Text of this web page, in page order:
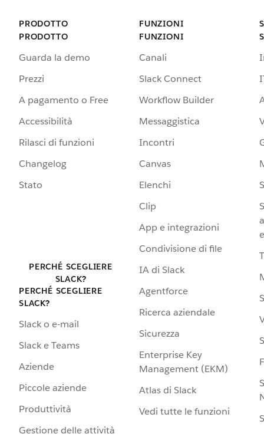
PRODOTTO
PRODOTTO
Guarda la demo
Prezzi
A pagamento o Free
Accessibilità
Rilasci di funzioni
Changelog
Stato
PERCHÉ SCEGLIERE
SLACK?
PERCHÉ SCEGLIERE
SLACK?
Slack o e-mail
Slack e Teams
Aziende
Piccole aziende
Produttività
Gestione delle attività
FUNZIONI
FUNZIONI
Canali
Slack Connect
Workflow Builder
Messaggistica
Incontri
Canvas
Elenchi
Clip
App e integrazioni
Condivisione di file
IA di Slack
Agentforce
Ricerca aziendale
Sicurezza
Enterprise Key
Management (EKM)
Atlas di Slack
Vedi tutte le funzioni